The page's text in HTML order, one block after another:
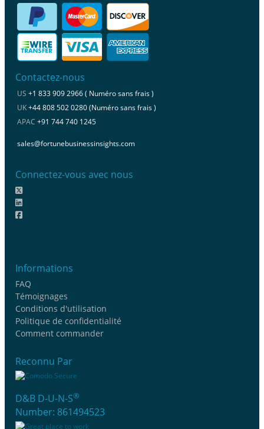
Contactez-nous
US +1 833 909 2966 ( Numéro sans frais )
UK+44 808 502 0280 (Numéro sans frais )
APAC +91 744 740 1245
sales@fortunebusinessinsights.com
Connectez-vous avec nous
Informations
FAQ
Témoignages
Conditions d'utilisation
Politique de confidentialité
Comment commander
Reconnu Par
D&B D-U-N-S®
Number: 861494523